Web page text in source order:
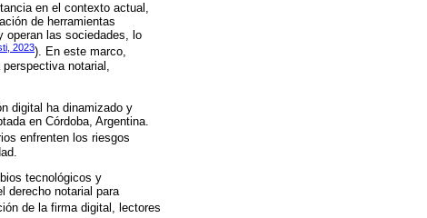
en el contexto actual,
de herramientas
operan las sociedades, lo
2023). En este marco,
notarial,
digital ha dinamizado y
en Córdoba, Argentina.
enfrenten los riesgos
tecnológicos y
derecho notarial para
de la firma digital, lectores